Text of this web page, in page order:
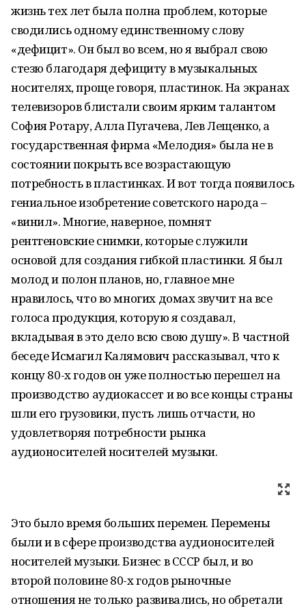
жизнь тех лет была полна проблем, которые
сводились одному единственному слову
«дефицит». Он был во всем, но я выбрал свою
стезю благодаря дефициту в музыкальных
носителях, проще говоря, пластинок. На экранах
телевизоров блистали своим ярким талантом
София Ротару, Алла Пугачева, Лев Лещенко, а
государственная фирма «Мелодия» была не в
состоянии покрыть все возрастающую
потребность в пластинках. И вот тогда появилось
гениальное изобретение советского народа –
«винил». Многие, наверное, помнят
рентгеновские снимки, которые служили
основой для создания гибкой пластинки. Я был
молод и полон планов, но, главное мне
нравилось, что во многих домах звучит на все
голоса продукция, которую я создавал,
вкладывая в это дело всю свою душу». В частной
беседе Исмагил Калямович рассказывал, что к
концу 80-х годов он уже полностью перешел на
производство аудиокассет и во все концы страны
шли его грузовики, пусть лишь отчасти, но
удовлетворяя потребности рынка
аудионосителей носителей музыки.
Это было время больших перемен. Перемены
были и в сфере производства аудионосителей
носителей музыки. Бизнес в СССР был, и во
второй половине 80-х годов рыночные
отношения не только развивались, но обретали